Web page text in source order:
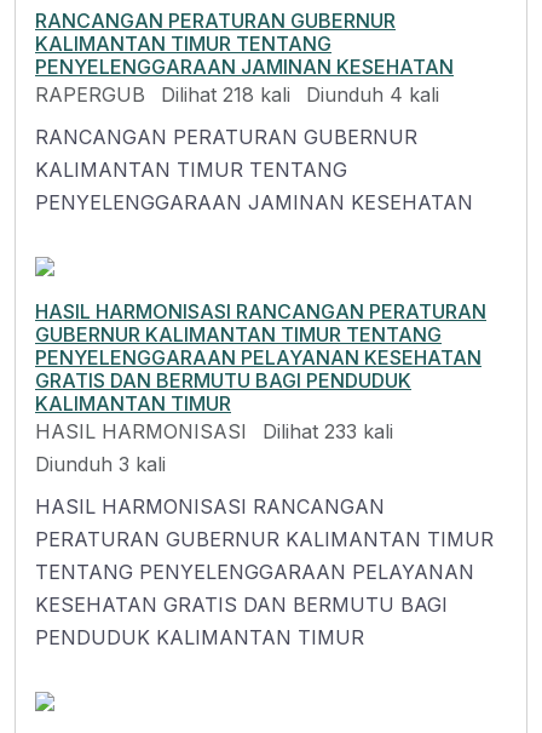
RANCANGAN PERATURAN GUBERNUR
KALIMANTAN TIMUR TENTANG
PENYELENGGARAAN JAMINAN KESEHATAN
RAPERGUB
Dilihat 218 kali
Diunduh 4 kali
RANCANGAN PERATURAN GUBERNUR
KALIMANTAN TIMUR TENTANG
PENYELENGGARAAN JAMINAN KESEHATAN
HASIL HARMONISASI RANCANGAN PERATURAN
GUBERNUR KALIMANTAN TIMUR TENTANG
PENYELENGGARAAN PELAYANAN KESEHATAN
GRATIS DAN BERMUTU BAGI PENDUDUK
KALIMANTAN TIMUR
HASIL HARMONISASI
Dilihat 233 kali
Diunduh 3 kali
HASIL HARMONISASI RANCANGAN
PERATURAN GUBERNUR KALIMANTAN TIMUR
TENTANG PENYELENGGARAAN PELAYANAN
KESEHATAN GRATIS DAN BERMUTU BAGI
PENDUDUK KALIMANTAN TIMUR